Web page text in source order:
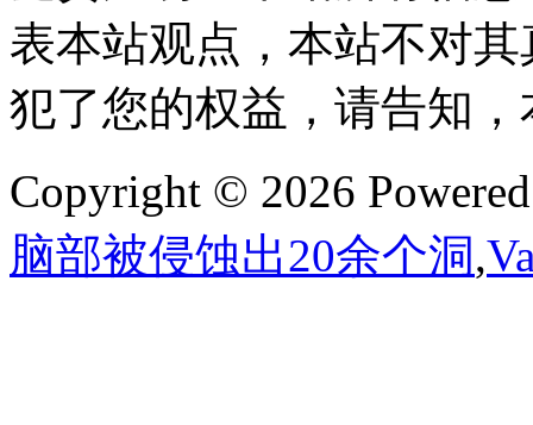
表本站观点，本站不对
犯了您的权益，请告知
Copyright © 2026
脑部被侵蚀出20余个洞,